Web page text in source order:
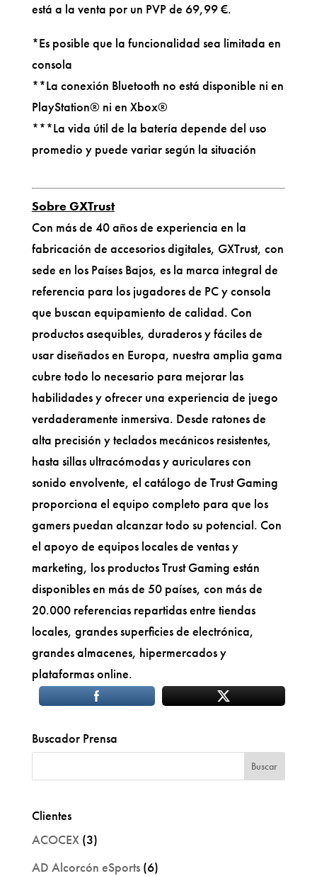
está a la venta por un PVP de 69,99 €.
*Es posible que la funcionalidad sea limitada en
consola
**La conexión Bluetooth no está disponible ni en
PlayStation® ni en Xbox®
***La vida útil de la batería depende del uso
promedio y puede variar según la situación
Sobre GXTrust
Con más de 40 años de experiencia en la
fabricación de accesorios digitales, GXTrust, con
sede en los Países Bajos, es la marca integral de
referencia para los jugadores de PC y consola
que buscan equipamiento de calidad. Con
productos asequibles, duraderos y fáciles de
usar diseñados en Europa, nuestra amplia gama
cubre todo lo necesario para mejorar las
habilidades y ofrecer una experiencia de juego
verdaderamente inmersiva. Desde ratones de
alta precisión y teclados mecánicos resistentes,
hasta sillas ultracómodas y auriculares con
sonido envolvente, el catálogo de Trust Gaming
proporciona el equipo completo para que los
gamers puedan alcanzar todo su potencial. Con
el apoyo de equipos locales de ventas y
marketing, los productos Trust Gaming están
disponibles en más de 50 países, con más de
20.000 referencias repartidas entre tiendas
locales, grandes superficies de electrónica,
grandes almacenes, hipermercados y
plataformas online.
Buscador Prensa
Clientes
ACOCEX(3)
AD Alcorcón eSports(6)